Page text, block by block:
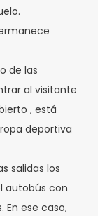
de las
al visitante
, está
deportiva
salidas los
autobús con
En ese caso,